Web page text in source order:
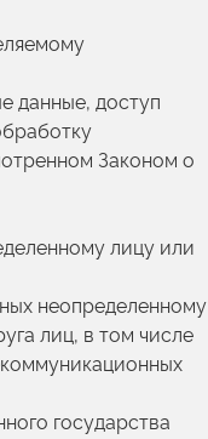
данные, доступ
Законом о
лицу или
неопределенному
лиц, в том числе
государства